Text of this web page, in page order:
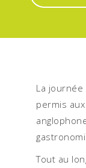
La journée
permis
Tout au